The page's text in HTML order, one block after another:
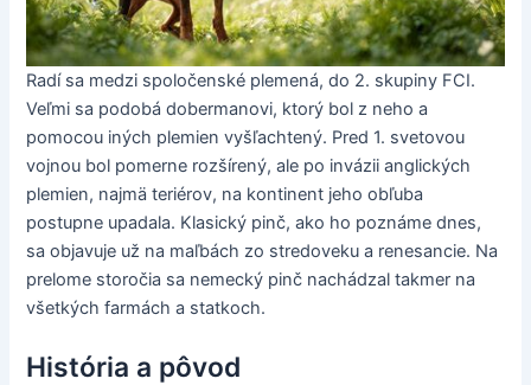
Radí sa medzi spoločenské plemená, do 2. skupiny FCI.
Veľmi sa podobá dobermanovi, ktorý bol z neho a
pomocou iných plemien vyšľachtený. Pred 1. svetovou
vojnou bol pomerne rozšírený, ale po invázii anglických
plemien, najmä teriérov, na kontinent jeho obľuba
postupne upadala. Klasický pinč, ako ho poznáme dnes,
sa objavuje už na maľbách zo stredoveku a renesancie. Na
prelome storočia sa nemecký pinč nachádzal takmer na
všetkých farmách a statkoch.
História a pôvod